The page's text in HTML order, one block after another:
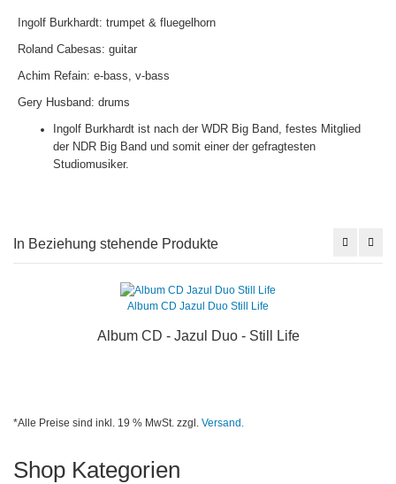
Ingolf Burkhardt: trumpet & fluegelhorn
Roland Cabesas: guitar
Achim Refain: e-bass, v-bass
Gery Husband: drums
Ingolf Burkhardt ist nach der WDR Big Band, festes Mitglied
der NDR Big Band und somit einer der gefragtesten
Studiomusiker.
In Beziehung stehende Produkte
Album CD Jazul Duo Still Life
Album CD - Jazul Duo - Still Life
*Alle Preise sind inkl. 19 % MwSt. zzgl. Versand.
Shop Kategorien